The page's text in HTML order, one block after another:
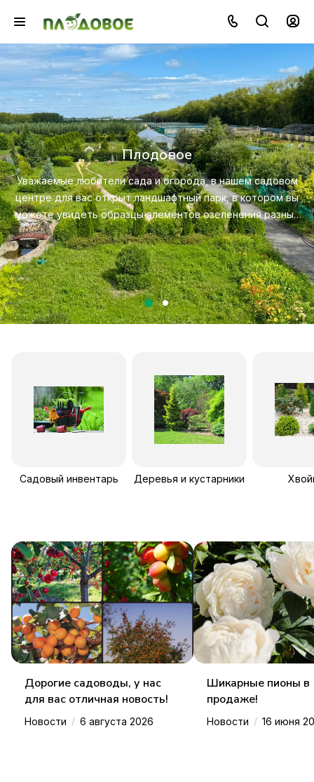
вы
Озеленение
Создайте красивую и экологичную среду с
профессионального ландшафтного дизайна,
ухода за растениями.
Посмотреть услугу
Садовый инвентарь Деревья и кустарники
Дорогие садоводы, у нас
для вас отличная новость!
Новости / 6 августа 2026
Шикарные пионы в
продаже!
Новости / 16 июня